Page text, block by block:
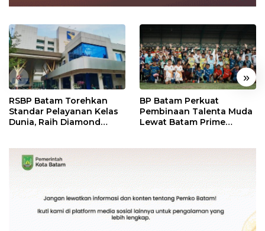
« »
RSBP Batam Torehkan
Standar Pelayanan Kelas
Dunia, Raih Diamond
BP Batam Perkuat
Pembinaan Talenta Muda
Lewat Batam Prime